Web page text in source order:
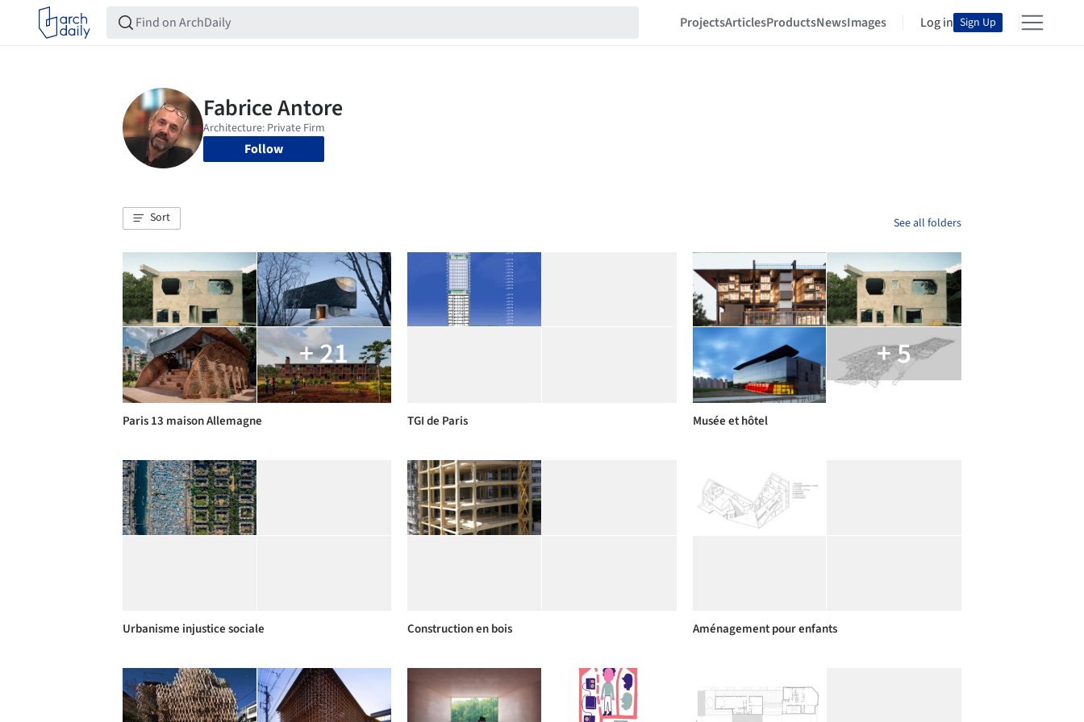
ProjectsArticlesProductsNewsImages Log in Sign Up
Follow
Sort See all folders
+ 21
Paris 13 maison Allemagne TGI de Paris
+ 5
Musée et hôtel
Urbanisme injustice sociale Construction en bois Aménagement pour enfants